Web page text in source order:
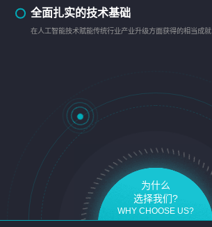
全面扎实的技术基础
在人工智能技术赋能传统行业产业升级方面获得的相当成就
为什么
选择我们?
WHY CHOOSE US?